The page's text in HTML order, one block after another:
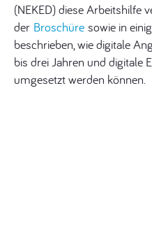
(NEKED) diese Arbeitshilfe
der Broschüre sowie in
beschrieben, wie digitale
bis drei Jahren und digitale
umgesetzt werden können.